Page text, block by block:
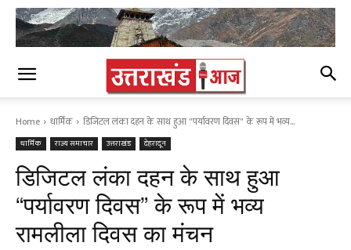
Home धार्मिक डिजिटल लंका दहन के साथ हुआ "पर्यावरण दिवस" के रूप में भव्य...
धार्मिक राज्य समाचार उत्तराखंड देहरादून
डिजिटल लंका दहन के साथ हुआ
“पर्यावरण दिवस” के रूप में भव्य
रामलीला दिवस का मंचन